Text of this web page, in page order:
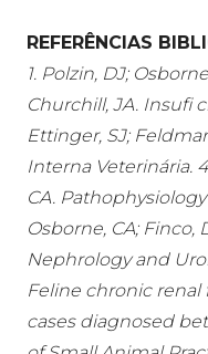
REFERÊNCIAS
1. Polzin, DJ;
Churchill, JA. Insufi
Ettinger, SJ;
Interna Veterinária.
CA.
Osborne, CA; Finco,
Nephrology and
Feline chronic renal
cases diagnosed